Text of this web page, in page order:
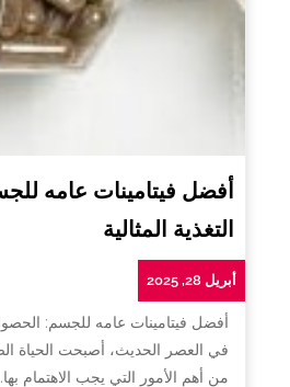
أفضل فيتامينات عامه
التغذية المثالية
أبريل 28, 2025
أفضل فيتامينات عامه للجسم: الحصول
في العصر الحديث، أصبحت الحياة
من أهم الأمور التي يجب الاهتمام